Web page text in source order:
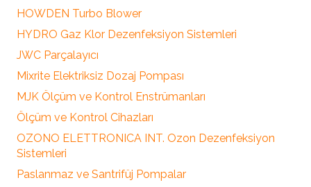
HOWDEN Turbo Blower
HYDRO Gaz Klor Dezenfeksiyon Sistemleri
JWC Parçalayıcı
Mixrite Elektriksiz Dozaj Pompası
MJK Ölçüm ve Kontrol Enstrümanları
Ölçüm ve Kontrol Cihazları
OZONO ELETTRONICA INT. Ozon Dezenfeksiyon
Sistemleri
Paslanmaz ve Santrifüj Pompalar